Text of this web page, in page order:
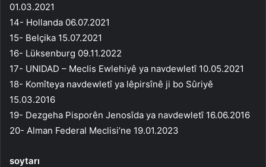
01.03.2021
14- Hollanda 06.07.2021
15- Belçika 15.07.2021
16- Lüksenburg 09.11.2022
17- UNIDAD – Meclis Ewlehiyê ya navdewletî 10.05.2021
18- Komîteya navdewletî ya lêpirsînê ji bo Sûriyê
15.03.2016
19- Dezgeha Pisporên Jenosîda ya navdewletî 16.06.2016
20- Alman Federal Meclisi’ne 19.01.2023
soytarı